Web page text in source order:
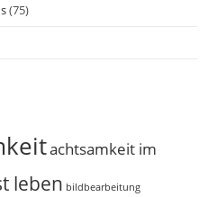
(75)
achtsamkeit im
leben bildbearbeitung